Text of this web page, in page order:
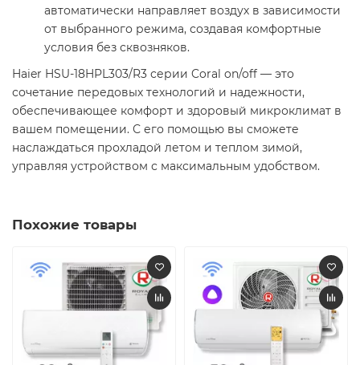
автоматически направляет воздух в зависимости
от выбранного режима, создавая комфортные
условия без сквозняков. ​
Haier HSU-18HPL303/R3 серии Coral on/off — это
сочетание передовых технологий и надежности,
обеспечивающее комфорт и здоровый микроклимат в
вашем помещении. С его помощью вы сможете
наслаждаться прохладой летом и теплом зимой,
управляя устройством с максимальным удобством.
Похожие товары